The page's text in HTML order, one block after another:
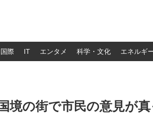
国際 IT エンタメ 科学・文化 エネルギ
境の街で市民の意見が